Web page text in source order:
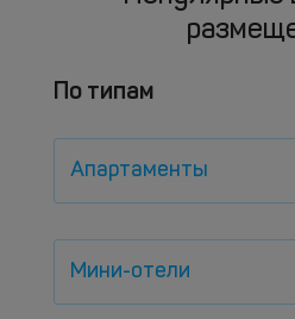
По типам
Апартаменты
Мини-отели